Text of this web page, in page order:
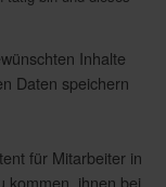
Inhalte
Daten speichern
für Mitarbeiter in